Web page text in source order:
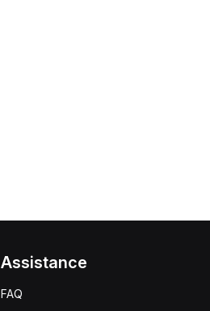
Assistance
FAQ